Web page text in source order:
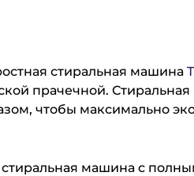
стиральная машина
прачечной.
чтобы максимально
машина с